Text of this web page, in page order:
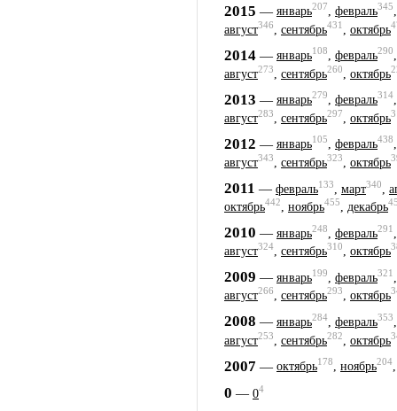
2015 — январь207, февраль345
август346 сентябрь431 октябрь
2014 — январь108, февраль290
август273 сентябрь260 октябрь
2013 — январь279, февраль314
август283 сентябрь297 октябрь
2012 — январь105, февраль438
август343, сентябрь323, октябрь
2011 — февраль133 март340
октябрь442, ноябрь455, декабрь
2010 — январь248 февраль291
август324, сентябрь310, октябрь
2009 — январь199 февраль321
август266, сентябрь293, октябрь
2008 — январь284 февраль353
август253 сентябрь282 октябрь
2007 — октябрь178, ноябрь204
0 — 04